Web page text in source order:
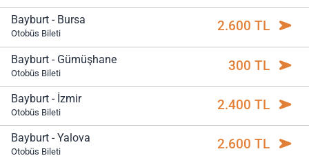
Bayburt - Bursa
Otobüs Bileti 2.600 TL
Bayburt - Gümüşhane
Otobüs Bileti 300 TL
Bayburt - İzmir
Otobüs Bileti 2.400 TL
Bayburt - Yalova
Otobüs Bileti 2.600 TL